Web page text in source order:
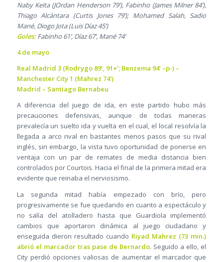
Naby Keïta (JOrdan Henderson 79’), Fabinho (James Milner 84’),
Thiago Alcántara (Curtis Jones 79’); Mohamed Salah, Sadio
Mané, Diogo Jota (Luis Díaz 45’)
Goles:Fabinho 61’, Díaz 67’, Mané 74’
4 de mayo
Real Madrid 3 (Rodrygo 89’, 91+’; Benzema 94’ –p-) –
Manchester City 1 (Mahrez 74′)
Madrid – Santiago Bernabeu
A diferencia del juego de ida, en este partido hubo más
precauciones defensivas, aunque de todas maneras
prevalecía un suelto ida y vuelta en el cual, el local resolvía la
llegada a arco rival en bastantes menos pasos que su rival
inglés, sin embargo, la vista tuvo oportunidad de ponerse en
ventaja con un par de remates de media distancia bien
controlados por Courtois. Hacia el final de la primera mitad era
evidente que reinaba el nerviosismo.
La segunda mitad había empezado con brío, pero
progresivamente se fue quedando en cuanto a espectáculo y
no salía del atolladero hasta que Guardiola implementó
cambios que aportaron dinámica al juego ciudadano y
enseguida dieron resultado cuando Riyad Mahrez (73 min.)
abrió el marcador tras pase de Bernardo. Seguido a ello, el
City perdió opciones valiosas de aumentar el marcador que